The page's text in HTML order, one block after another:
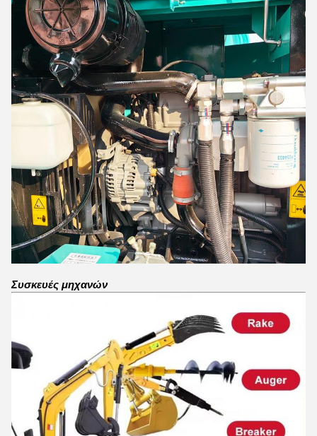
Συσκευές μηχανών